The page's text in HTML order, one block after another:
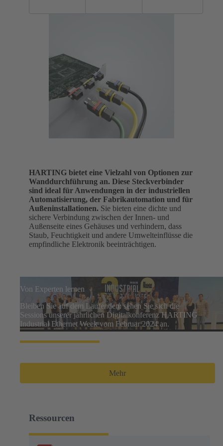
HARTING bietet eine Vielzahl von Optionen zur
Wanddurchführung an. Diese Steckverbinder
sind ideal für Anwendungen in der industriellen
Automatisierung, der Fabrikautomation und für
Außeninstallationen. Sie bieten eine dichte und
sichere Verbindung zwischen der Innen- und
Außenseite eines Gehäuses und verhindern, dass
Staub, Feuchtigkeit und andere Umwelteinflüsse die
empfindliche Elektronik beeinträchtigen.
Von Experten lernen
Bleiben Sie auf dem Laufenden: sehen Sie sich die
Sessions unserer jährlichen Digitalkonferenz HARTING
Industrial Ethernet Week vom Februar 2024 an.
Mehr
Ressourcen